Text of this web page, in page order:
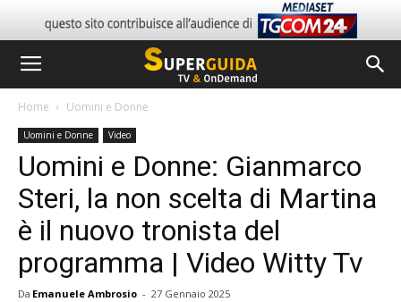
Home Uomini e Donne
Uomini e Donne Video
Uomini e Donne: Gianmarco
Steri, la non scelta di Martina
è il nuovo tronista del
programma | Video Witty Tv
Da Emanuele Ambrosio - 27 Gennaio 2025